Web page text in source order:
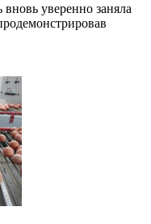
уверенно заняла